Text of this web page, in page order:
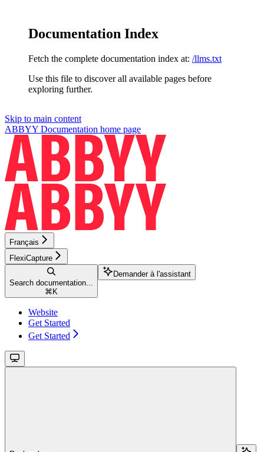
Documentation Index
Fetch the complete documentation index at: /llms.txt
Use this file to discover all available pages before
exploring further.
Skip to main content
ABBYY Documentation home page
Français
FlexiCapture
Search documentation...
⌘ K
Demander à l'assistant
Website
Get Started
Get Started